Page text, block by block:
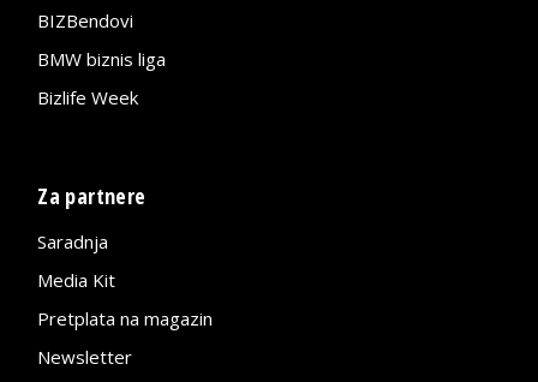
BIZBendovi
BMW biznis liga
Bizlife Week
Za partnere
Saradnja
Media Kit
Pretplata na magazin
Newsletter